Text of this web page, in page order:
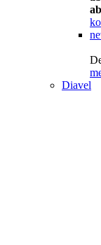
Diavel